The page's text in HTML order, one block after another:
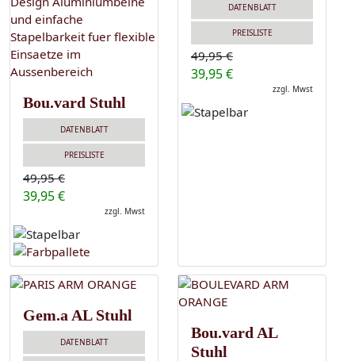
Bou.vard Stuhl
DATENBLATT
PREISLISTE
49,95 €
39,95 €
zzgl. Mwst
DATENBLATT
PREISLISTE
49,95 €
39,95 €
zzgl. Mwst
Gem.a AL Stuhl
DATENBLATT
Bou.vard AL
Stuhl